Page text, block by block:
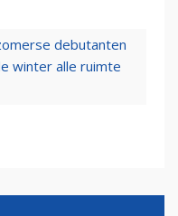
debutanten
winter alle ruimte